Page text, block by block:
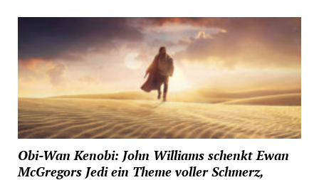
Obi-Wan Kenobi: John Williams schenkt Ewan
McGregors Jedi ein Theme voller Schmerz,